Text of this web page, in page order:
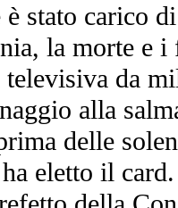
stato carico
la morte e
da
alla
delle
eletto il